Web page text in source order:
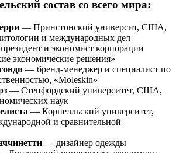
состав со всего мира:
— Принстонский университ, США,
и международных дел
и экономист корпорации
экономические решения»
— бренд-менеджер и специалист по
«Moleskin»
— Стенфордский университет, США,
наук
— Корнелльский университет,
и сравнительной
— дизайнер одежды